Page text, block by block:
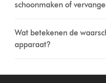
schoonmaken of
Wat betekenen de
apparaat?